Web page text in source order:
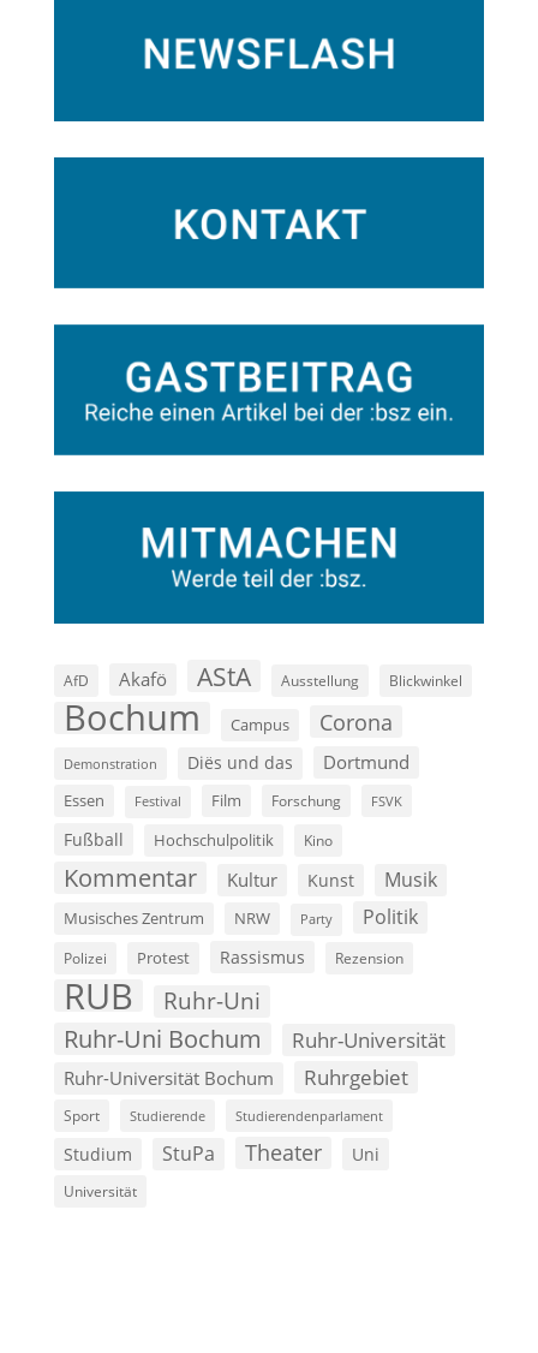
AfD Akafö AStA Ausstellung Blickwinkel
Bochum Campus Corona
Demonstration Diës und das Dortmund
Essen Festival Film Forschung FSVK
Fußball Hochschulpolitik Kino
Kommentar Kultur Kunst Musik
Musisches Zentrum NRW Party Politik
Polizei Protest Rassismus Rezension
RUB Ruhr-Uni
Ruhr-Uni Bochum Ruhr-Universität
Ruhr-Universität Bochum Ruhrgebiet
Sport Studierende Studierendenparlament
Studium StuPa Theater Uni
Universität